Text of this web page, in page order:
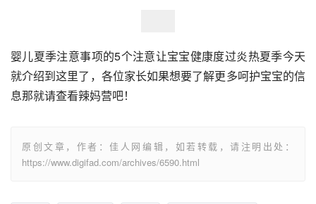
婴儿夏季注意事项的5个注意让宝宝健康度过炎热夏季今天
就介绍到这里了，各位家长如果想要了解更多呵护宝宝的信
息那就请查看辣妈营吧！
原创文章，作者：佳人网编辑，如若转载，请注明出处：
https://www.digifad.com/archives/6590.html